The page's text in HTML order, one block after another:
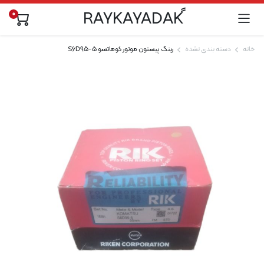
ًRAYKAYADAK 0
خانه دسته بندی نشده رینگ پیستون موتور کوماتسو S6D95-5